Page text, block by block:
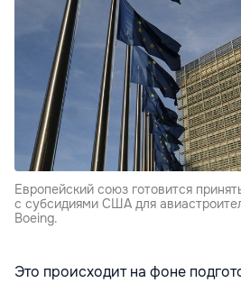
Европейский союз готовится
с субсидиями США для
Boeing.
Это происходит на фоне